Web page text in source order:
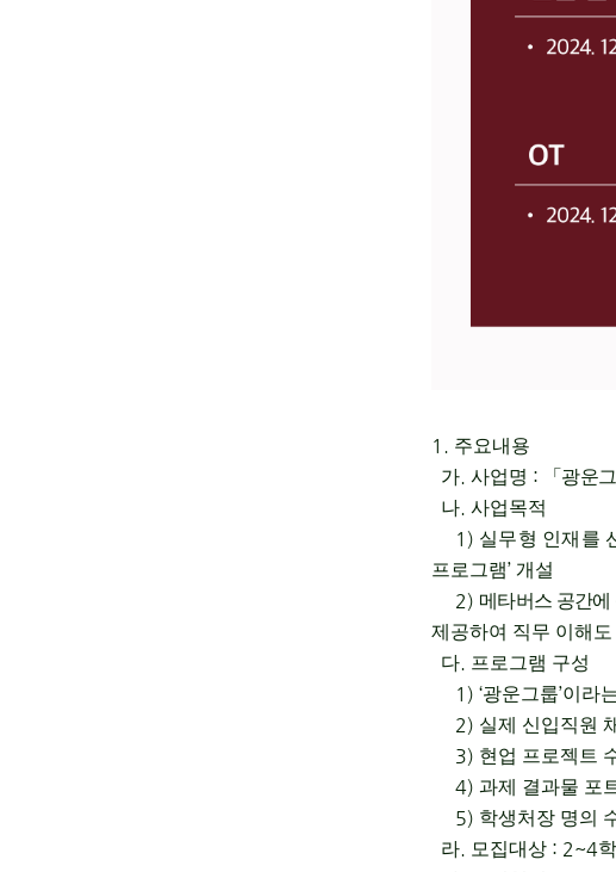
1.
주요내용
가 사업명 : 「 광운
나 사업목적
1) 실무형 인재를
프로그램’ 개설
2) 메타버스 공간
제공하여 직무 이해
다
프로그램 구성
1) ‘광운그룹’이라
2) 실제 신입직원
3) 현업 프로젝트
4) 과제 결과물 포
5) 학생처장 명의
라
모집대상 : 2~4